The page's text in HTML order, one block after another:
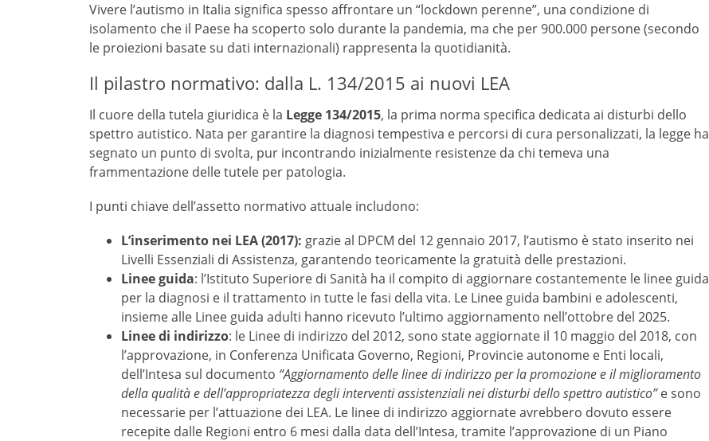
Vivere l’autismo in Italia significa spesso affrontare un “lockdown perenne”, una condizione di
isolamento che il Paese ha scoperto solo durante la pandemia, ma che per 900.000 persone (secondo
le proiezioni basate su dati internazionali) rappresenta la quotidianità.
Il pilastro normativo: dalla L. 134/2015 ai nuovi LEA
Il cuore della tutela giuridica è la Legge 134/2015, la prima norma specifica dedicata ai disturbi dello
spettro autistico. Nata per garantire la diagnosi tempestiva e percorsi di cura personalizzati, la legge ha
segnato un punto di svolta, pur incontrando inizialmente resistenze da chi temeva una
frammentazione delle tutele per patologia.
I punti chiave dell’assetto normativo attuale includono:
L’inserimento nei LEA (2017): grazie al DPCM del 12 gennaio 2017, l’autismo è stato inserito nei
Livelli Essenziali di Assistenza, garantendo teoricamente la gratuità delle prestazioni.
Linee guida: l’Istituto Superiore di Sanità ha il compito di aggiornare costantemente le linee guida
per la diagnosi e il trattamento in tutte le fasi della vita. Le Linee guida bambini e adolescenti,
insieme alle Linee guida adulti hanno ricevuto l’ultimo aggiornamento nell’ottobre del 2025.
Linee di indirizzo: le Linee di indirizzo del 2012, sono state aggiornate il 10 maggio del 2018, con
l’approvazione, in Conferenza Unificata Governo, Regioni, Provincie autonome e Enti locali,
dell’Intesa sul documento “Aggiornamento delle linee di indirizzo per la promozione e il miglioramento
della qualità e dell’appropriatezza degli interventi assistenziali nei disturbi dello spettro autistico”e sono
necessarie per l’attuazione dei LEA. Le linee di indirizzo aggiornate avrebbero dovuto essere
recepite dalle Regioni entro 6 mesi dalla data dell’Intesa, tramite l’approvazione di un Piano